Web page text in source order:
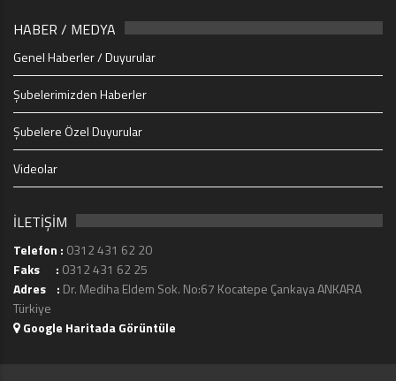
HABER / MEDYA
Genel Haberler / Duyurular
Şubelerimizden Haberler
Şubelere Özel Duyurular
Videolar
İLETİŞİM
Telefon : 0312 431 62 20
Faks : 0312 431 62 25
Adres : Dr. Mediha Eldem Sok. No:67 Kocatepe Çankaya ANKARA
Türkiye
Google Haritada Görüntüle